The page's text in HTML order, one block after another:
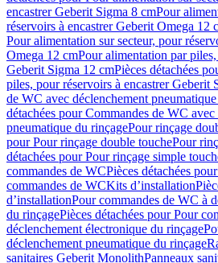
encastrer Geberit Sigma 8 cmPour
réservoirs à encastrer Geberit Omega 12
Pour alimentation sur secteur, pour
Omega 12 cmPour alimentation par
Geberit Sigma 12 cmPièces détachées
piles, pour réservoirs à encastrer Geberit
de WC avec déclenchement
détachées pour Commandes de WC
pneumatique du rinçagePour rinçage
pour Pour rinçage double touchePour
détachées pour Pour rinçage simple
commandes de WCPièces détachées
commandes de WCKits d’installation
d’installationPour commandes de WC à
du rinçagePièces détachées pour Pour
déclenchement électronique du rinçage
déclenchement pneumatique du rinçage
sanitaires Geberit MonolithPanneaux